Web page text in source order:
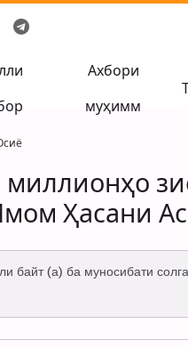
Ахбори
муҳимм
миллионҳо
Ҳасани
байт (а) ба муносибати